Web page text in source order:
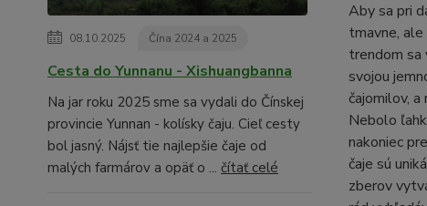
08.10.2025 Čína 2024 a 2025
Cesta do Yunnanu - Xishuangbanna
Na jar roku 2025 sme sa vydali do Čínskej
provincie Yunnan - kolísky čaju. Cieľ cesty
bol jasný. Nájsť tie najlepšie čaje od
malých farmárov a opäť o ... čítať celé
Aby sa pri
tmavne,
trendom sa
svojou
čajomilov,
Nebolo
nakoniec
čaje sú
zberov